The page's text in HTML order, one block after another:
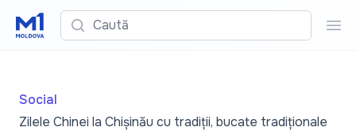
Caută
Social
Zilele Chinei la Chișinău cu tradiții, bucate tradiționale